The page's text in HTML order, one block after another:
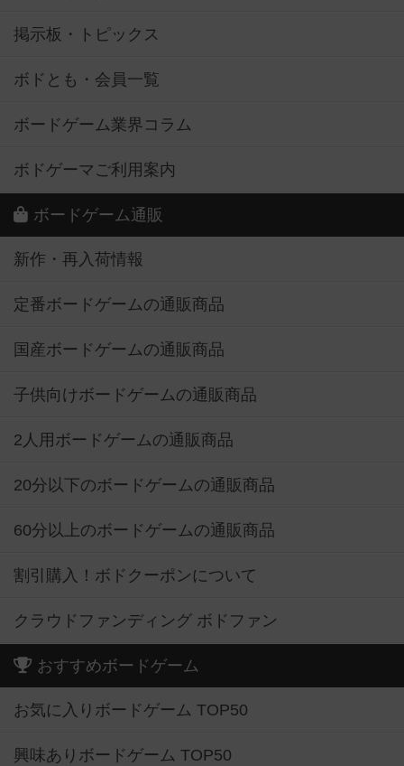
掲示板・トピックス
ボドとも・会員一覧
ボードゲーム業界コラム
ボドゲーマご利用案内
ボードゲーム通販
新作・再入荷情報
定番ボードゲームの通販商品
国産ボードゲームの通販商品
子供向けボードゲームの通販商品
2人用ボードゲームの通販商品
20分以下のボードゲームの通販商品
60分以上のボードゲームの通販商品
割引購入！ボドクーポンについて
クラウドファンディング ボドファン
おすすめボードゲーム
お気に入りボードゲーム TOP50
興味ありボードゲーム TOP50